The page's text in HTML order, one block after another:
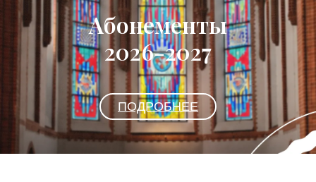
Абонементы
2026-2027
ПОДРОБНЕЕ